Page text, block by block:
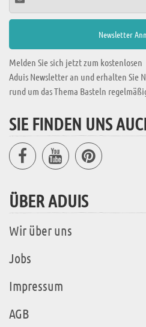
Melden Sie sich jetzt zum kostenlosen
Aduis Newsletter an und erhalten Sie
rund um das Thema Basteln
SIE FINDEN UNS
ÜBER ADUIS
Wir über uns
Jobs
Impressum
AGB